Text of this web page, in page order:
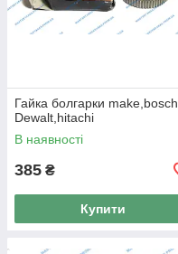
Гайка болгарки make,bosch,
Dewalt,hitachi
В наявності
385 ₴
Купити